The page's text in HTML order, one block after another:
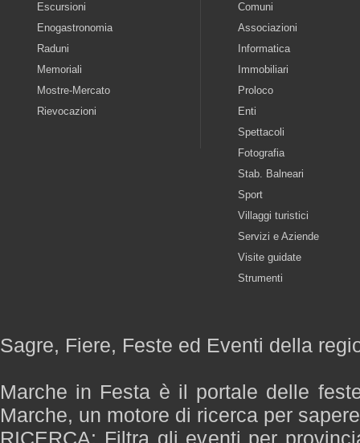
Escursioni
Enogastronomia
Raduni
Memoriali
Mostre-Mercato
Rievocazioni
Comuni
Associazioni
Informatica
Immobiliari
Proloco
Enti
Spettacoli
Fotografia
Stab. Balneari
Sport
Villaggi turistici
Servizi e Aziende
Visite guidate
Strumenti
Sagre, Fiere, Feste ed Eventi della
Marche in Festa è il portale delle
Marche, un motore di ricerca per
RICERCA: Filtra gli eventi per